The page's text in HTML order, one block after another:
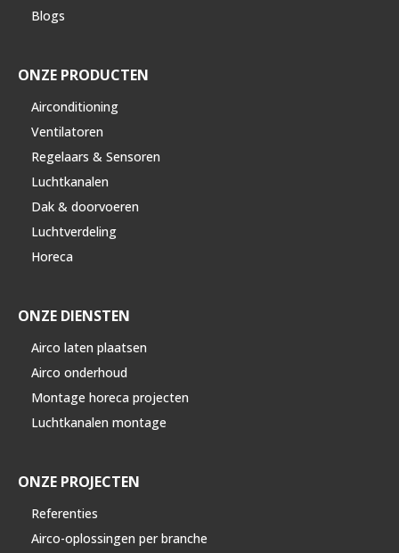
Blogs
ONZE PRODUCTEN
Airconditioning
Ventilatoren
Regelaars & Sensoren
Luchtkanalen
Dak & doorvoeren
Luchtverdeling
Horeca
ONZE DIENSTEN
Airco laten plaatsen
Airco onderhoud
Montage horeca projecten
Luchtkanalen montage
ONZE PROJECTEN
Referenties
Airco-oplossingen per branche